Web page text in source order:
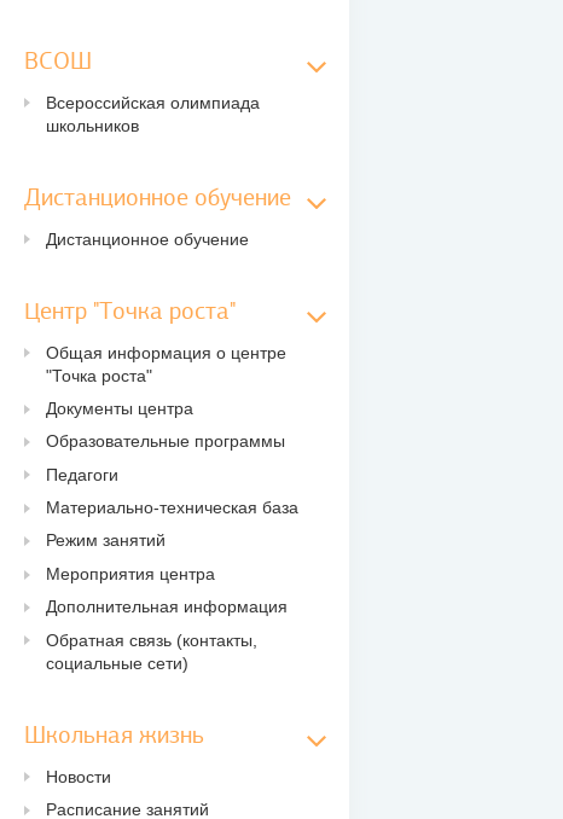
ВСОШ
Всероссийская олимпиада
школьников
Дистанционное обучение
Дистанционное обучение
Центр "Точка роста"
Общая информация о центре
"Точка роста"
Документы центра
Образовательные программы
Педагоги
Материально-техническая база
Режим занятий
Мероприятия центра
Дополнительная информация
Обратная связь (контакты,
социальные сети)
Школьная жизнь
Новости
Расписание занятий